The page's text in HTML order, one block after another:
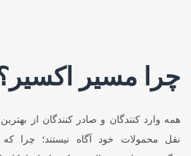
چرا مسیر
همه وارد کنندگان و صادر کنندگان از
نقل محمولات خود آگاه نیستند؛ چرا